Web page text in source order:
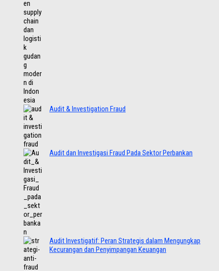
Audit & Investigation Fraud
Audit dan Investigasi Fraud Pada Sektor Perbankan
Audit Investigatif: Peran Strategis dalam Mengungkap
Kecurangan dan Penyimpangan Keuangan